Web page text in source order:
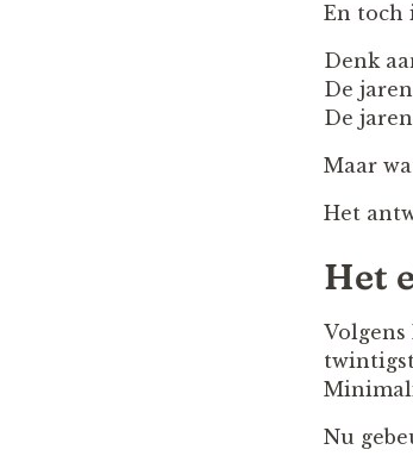
En toch
Denk
De
De
Maar
Het
Het
Nu